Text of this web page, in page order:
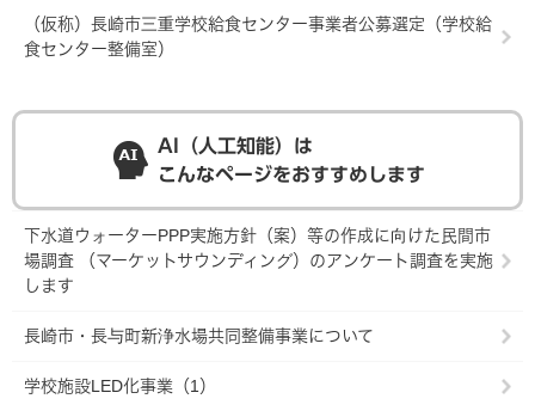
（仮称）長崎市三重学校給食センター事業者公募選定（学校給
食センター整備室）
AI（人工知能）は
こんなページをおすすめします
下水道ウォーターPPP実施方針（案）等の作成に向けた民間市
場調査 （マーケットサウンディング）のアンケート調査を実施
します
長崎市・長与町新浄水場共同整備事業について
学校施設LED化事業（1）